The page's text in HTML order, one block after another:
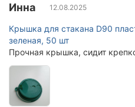
Инна 12.08.2025
Крышка для стакана D90
зеленая, 50 шт
Прочная крышка, сидит